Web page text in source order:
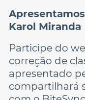
Karol Miranda
Participe do
correção de
apresentado
compartilhará